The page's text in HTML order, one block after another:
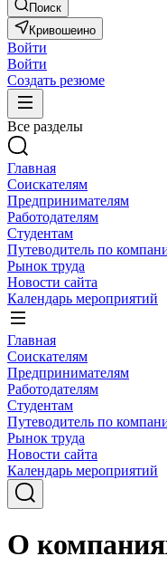
Поиск
Кривошеино
Войти
Войти
Создать резюме
Все разделы
Главная
Соискателям
Предпринимателям
Работодателям
Студентам
Путеводитель по
Рынок труда
Новости сайта
Календарь мероприятий
Главная
Соискателям
Предпринимателям
Работодателям
Студентам
Путеводитель по
Рынок труда
Новости сайта
Календарь мероприятий
О